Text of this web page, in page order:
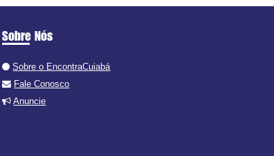
Sobre Nós
Sobre o EncontraCuiabá
Fale Conosco
Anuncie